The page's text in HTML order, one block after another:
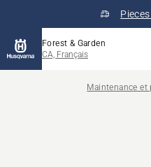
Forest & Garden
CA, Français
Maintenance et